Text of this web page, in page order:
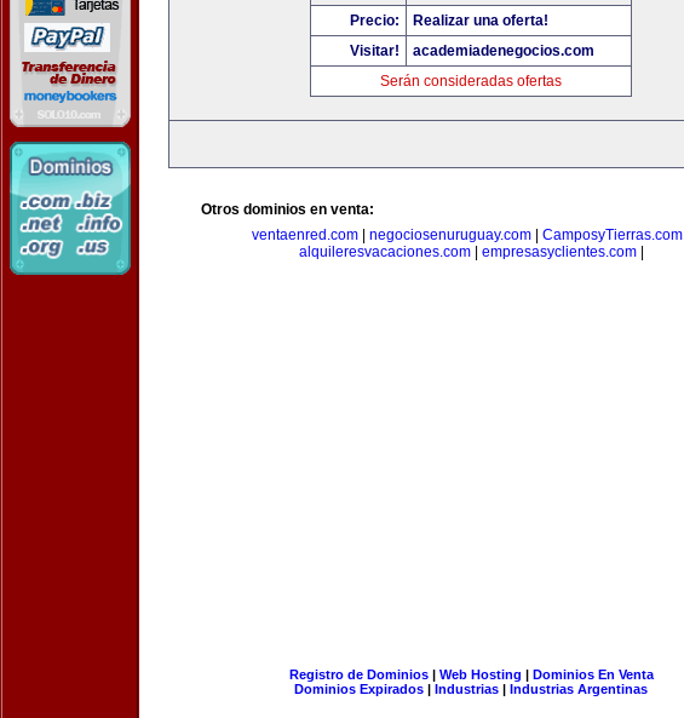
Precio:
Realizar una oferta!
Visitar!
academiadenegocios.com
Serán consideradas ofertas
Otros dominios en venta:
ventaenred.com
negociosenuruguay.com CamposyTierras.com
alquileresvacaciones.com| empresasyclientes.com|
Registro de Dominios| Web Hosting | Dominios En Venta
Dominios Expirados | Industrias | Industrias Argentinas